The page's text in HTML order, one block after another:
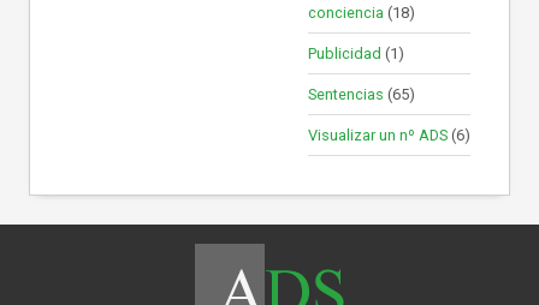
conciencia (18)
Publicidad (1)
Sentencias (65)
Visualizar un nº ADS (6)